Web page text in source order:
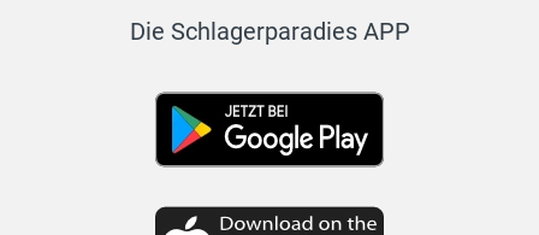
Die Schlagerparadies APP